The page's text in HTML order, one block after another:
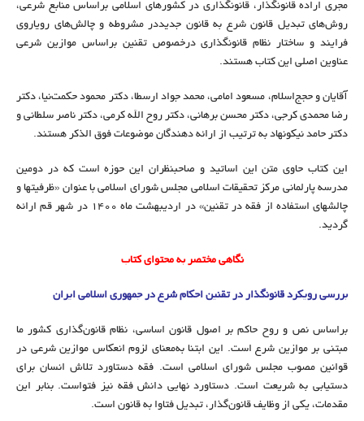
مجری اراده قانونگذار، قانونگذاری در کشورهای اسلامی براساس منابع شرعی،
روش‌‌های تبدیل قانون شرع به قانون جدیددر مشروطه و چالش‌‌های رویاروی
فرایند و ساختار نظام قانونگذاری درخصوص تقنین براساس موازین شرعی
عناوین اصلی این کتاب هستند.
آقایان و حجج‌اسلام، مسعود امامی، محمد جواد ارسطا، دکتر محمود حکمت‌نیا، دکتر
رضا محمدی کرجی، دکتر محسن برهانی، دکتر روح الله کرمی، دکتر ناصر سلطانی و
دکتر حامد نیکونهاد به ترتیب از ارائه دهندگان موضوعات فوق الذکر هستند.
این کتاب حاوی متن این اساتید و صاحبنظران این حوزه است که در دومین
مدرسه پارلمانی مرکز تحقیقات اسلامی مجلس شورای اسلامی با عنوان «ظرفیتها و
چالشهای استفاده از فقه در تقنین» در اردیبهشت ماه ۱۴۰۰ در شهر قم ارائه
گردید.
نگاهی مختصر به محتوای کتاب
بررسی رویکرد قانونگذار در تقنین احکام شرع در جمهوری اسلامی ایران
براساس نص و روح حاکم بر اصول قانون اساسی، نظام قانون‌گذاری کشور ما
مبتنی بر موازین شرع است. این ابتنا به‌معنای لزوم انعکاس موازین شرعی در
قوانین مصوب مجلس شورای اسلامی است. فقه دستاورد تلاش انسان برای
دستیابی به شریعت است. دستاورد نهایی دانش فقه نیز فتواست. بنابر این
مقدمات، یکی از وظایف قانون‌گذار، تبدیل فتاوا به قانون است.